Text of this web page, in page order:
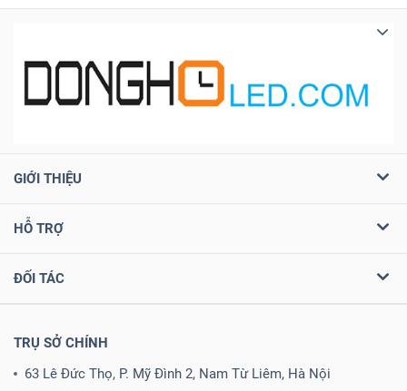
GIỚI THIỆU
HỖ TRỢ
ĐỐI TÁC
TRỤ SỞ CHÍNH
63 Lê Đức Thọ, P. Mỹ Đình 2, Nam Từ Liêm, Hà Nội